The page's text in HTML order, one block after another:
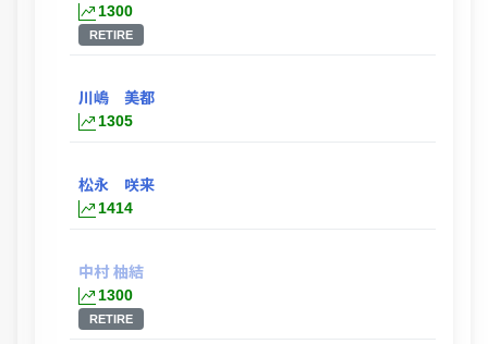
1300
RETIRE
川嶋 美都
1305
松永 咲来
1414
中村 柚結
1300
RETIRE